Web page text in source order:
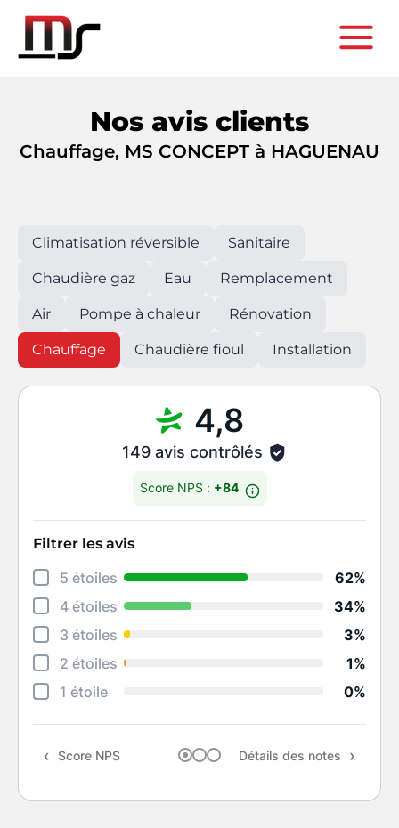
Chauffage, MS CONCEPT à HAGUENAU
Nos avis clients
Climatisation réversible Sanitaire
Chaudière gaz Eau Remplacement
Air Pompe à chaleur Rénovation
Chauffage Chaudière fioul Installation
4,8
149 avis contrôlés
Score NPS : +84
Filtrer les avis
5 étoiles
62%
4 étoiles
34%
3 étoiles
3%
2 étoiles
1%
1 étoile
0%
Score NPS Détails des notes